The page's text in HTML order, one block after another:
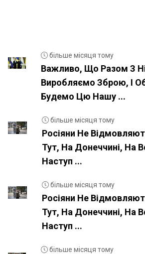
більше місяця тому
Важливо, Що Разом З
Виробляємо Зброю, І
Будемо Цю Нашу ...
більше місяця тому
Росіяни Не
Тут, На Донеччині, На
Наступ ...
більше місяця тому
Росіяни Не
Тут, На Донеччині, На
Наступ ...
більше місяця тому